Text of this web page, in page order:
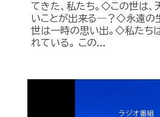
てきた、私たち。◇この世は
いことが出来る―？◇永遠の
世は一時の思い出。◇私たち
れている。 この...